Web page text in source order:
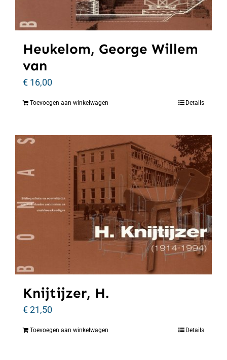
Heukelom, George Willem
van
€ 16,00
Toevoegen aan winkelwagen Details
Knijtijzer, H.
€21,50
Toevoegen aan winkelwagen Details